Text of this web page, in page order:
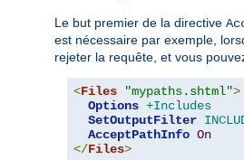
Le but premier de la directive
est nécessaire par exemple,
rejeter la requête, et vous
<Files "mypaths.shtml">
Options +Includes
SetOutputFilter
AcceptPathInfo On
</Files>